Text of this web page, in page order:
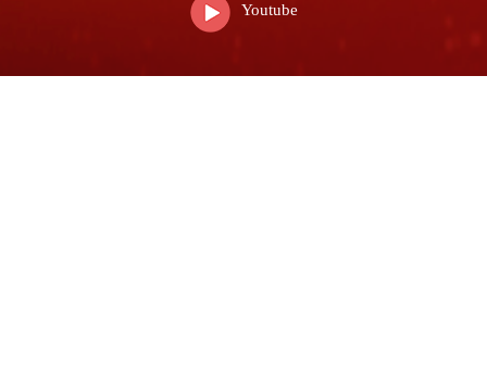
Youtube